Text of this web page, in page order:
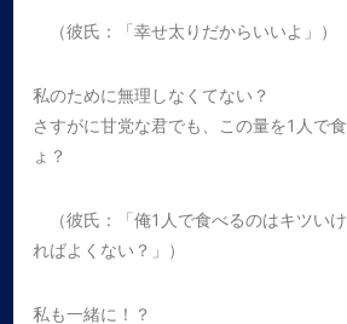
（彼氏：「幸せ太りだからいいよ」）
私のために無理しなくてない？
さすがに甘党な君でも、この量を1人で
ょ？
（彼氏：「俺1人で食べるのはキツい
ればよくない？」）
私も一緒に！？